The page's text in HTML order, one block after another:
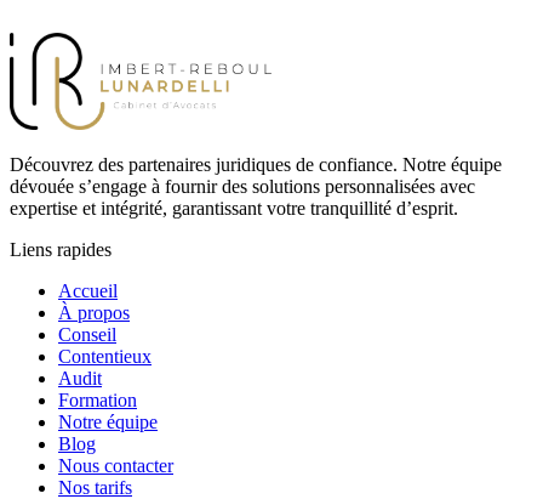
Découvrez des partenaires juridiques de confiance. Notre équipe
dévouée s’engage à fournir des solutions personnalisées avec
expertise et intégrité, garantissant votre tranquillité d’esprit.
Liens rapides
Accueil
À propos
Conseil
Contentieux
Audit
Formation
Notre équipe
Blog
Nous contacter
Nos tarifs